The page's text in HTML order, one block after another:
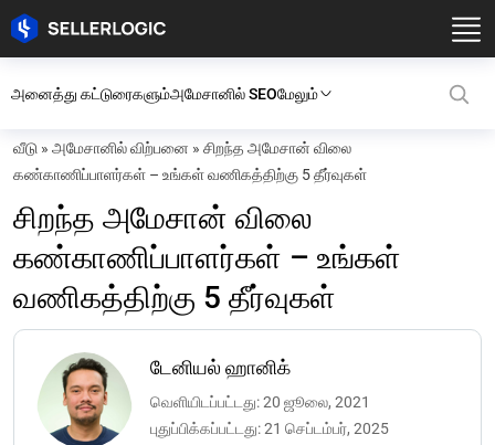
அனைத்து கட்டுரைகளும்அமேசானில் SEOமேலும்
வீடு » அமேசானில் விற்பனை » சிறந்த அமேசான் விலை
கண்காணிப்பாளர்கள் – உங்கள் வணிகத்திற்கு 5 தீர்வுகள்
சிறந்த அமேசான் விலை
கண்காணிப்பாளர்கள் – உங்கள்
வணிகத்திற்கு 5 தீர்வுகள்
டேனியல் ஹானிக்
வெளியிடப்பட்டது: 20 ஜூலை, 2021
புதுப்பிக்கப்பட்டது: 21 செப்டம்பர், 2025